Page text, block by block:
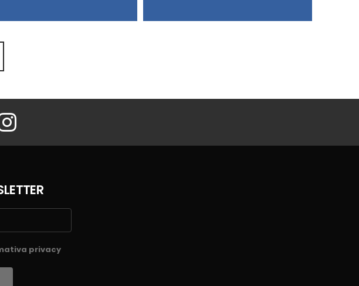
Instagram
privacy